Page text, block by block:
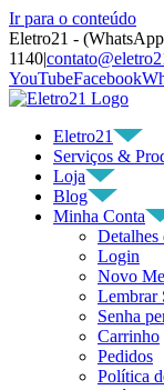
Ir para o conteúdo
Eletro21 -
1140|
YouTubeFacebook
Eletro21
Serviços &
Loja
Blog
Minha Conta
Detalhes
Login
Novo
Lembrar
Senha
Carrinho
Pedidos
Política